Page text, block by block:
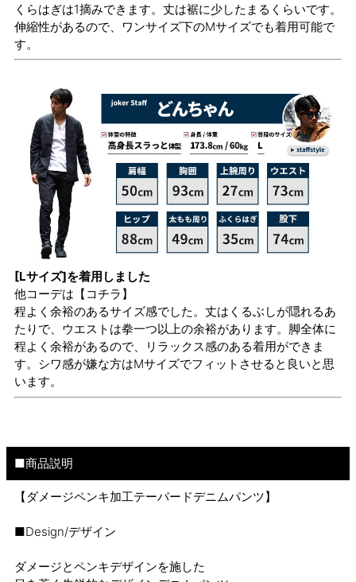
くらはぎは1摘みできます。丈は裾に少したまるくらいです。
伸縮性があるので、ワンサイズ下のMサイズでも着用可能で
す。
[Lサイズ]を着用しました
他コーデは 【コチラ】
程よく余裕のあるサイズ感でした。丈はくるぶしが隠れるあ
たりで、ウエストは拳一つ以上の余裕があります。脚全体に
程よく余裕があるので、リラックス感のある着用ができま
す。シワ感が嫌な方はMサイズでフィットさせると良いと思
います。
■商品説明
【ダメージペンキ加工テーパードデニムパンツ】
■Design/デザイン
ダメージとペンキデザインを施した